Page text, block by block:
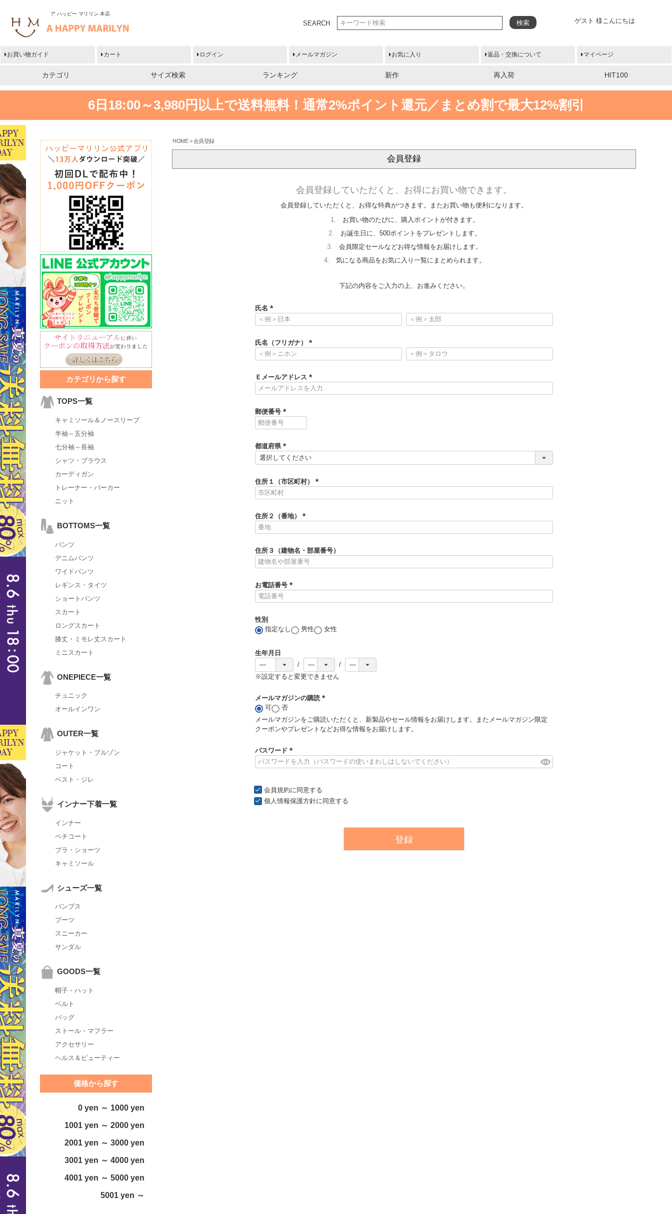
ア ハッピー マリリン 本店
ゲスト 様こんにちは
SEARCH 検索
お買い物ガイド カート ログイン メールマガジン お気に入り 返品・交換について マイページ
カテゴリ サイズ検索 ランキング 新作 再入荷 HIT100
6日18:00～3,980円以上で送料無料！ 通常2%ポイント還元／まとめ割で最大12%割引
カテゴリから探す
TOPS一覧
キャミソール＆ノースリーブ
半袖～五分袖
七分袖～長袖
シャツ・ブラウス
カーディガン
トレーナー・パーカー
ニット
BOTTOMS一覧
パンツ
デニムパンツ
ワイドパンツ
レギンス・タイツ
ショートパンツ
スカート
ロングスカート
膝丈・ミモレ丈スカート
ミニスカート
ONEPIECE一覧
チュニック
オールインワン
OUTER一覧
ジャケット・ブルゾン
コート
ベスト・ジレ
インナー下着一覧
インナー
ペチコート
ブラ・ショーツ
キャミソール
シューズ一覧
パンプス
ブーツ
スニーカー
サンダル
GOODS一覧
帽子・ハット
ベルト
バッグ
ストール・マフラー
アクセサリー
ヘルス＆ビューティー
価格から探す
0 yen ～ 1000 yen
1001 yen ～ 2000 yen
2001 yen ～ 3000 yen
3001 yen ～ 4000 yen
4001 yen ～ 5000 yen
5001 yen ～
HOME 会員登録
会員登録
会員登録していただくと、お得にお買い物できます。
会員登録していただくと、お得な特典がつきます。またお買い物も便利になります。
お買い物のたびに、購入ポイントが付きます。
お誕生日に、500ポイントをプレゼントします。
会員限定セールなどお得な情報をお届けします。
気になる商品をお気に入り一覧にまとめられます。
下記の内容をご入力の上、お進みください。
氏名
(
必
)
氏名（フリガナ）
必
)
Ｅメールアドレス
(
必
郵便番号
(
必
)
都道府県
(
必
)
住所１（市区町村）
必
)
住所２（番地）
必
)
住所３（建物名・部屋番号）
お電話番号
必
性別
指定なし
男性 女性
生年月日
※設定すると変更できません
メールマガジンの購読
必
須
可
否
メールマガジンをご購読いただくと、新製品やセール情報をお届けします。またメールマガジン限定
クーポンやプレゼントなどお得な情報をお届けします。
パスワード
必
)
会員規約に同意する
個人情報保護方針に同意する
登録